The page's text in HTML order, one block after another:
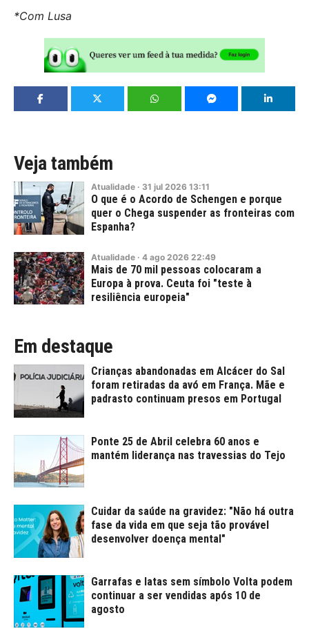
*Com Lusa
Veja também
Atualidade · 31 jul 2026 13:11
O que é o Acordo de Schengen e porque
quer o Chega suspender as fronteiras com
Espanha?
Atualidade · 4 ago 2026 22:49
Mais de 70 mil pessoas colocaram a
Europa à prova. Ceuta foi "teste à
resiliência europeia"
Em destaque
Crianças abandonadas em Alcácer do Sal
foram retiradas da avó em França. Mãe e
padrasto continuam presos em Portugal
Ponte 25 de Abril celebra 60 anos e
mantém liderança nas travessias do Tejo
Cuidar da saúde na gravidez: "Não há outra
fase da vida em que seja tão provável
desenvolver doença mental"
Garrafas e latas sem símbolo Volta podem
continuar a ser vendidas após 10 de
agosto